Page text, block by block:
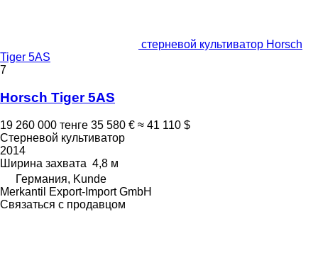
стерневой культиватор Horsch
Tiger 5AS
7
Horsch Tiger 5AS
19 260 000 тенге 35 580 € ≈ 41 110 $
Стерневой культиватор
2014
Ширина захвата 4,8 м
Германия, Kunde
Merkantil Export-Import GmbH
Связаться с продавцом